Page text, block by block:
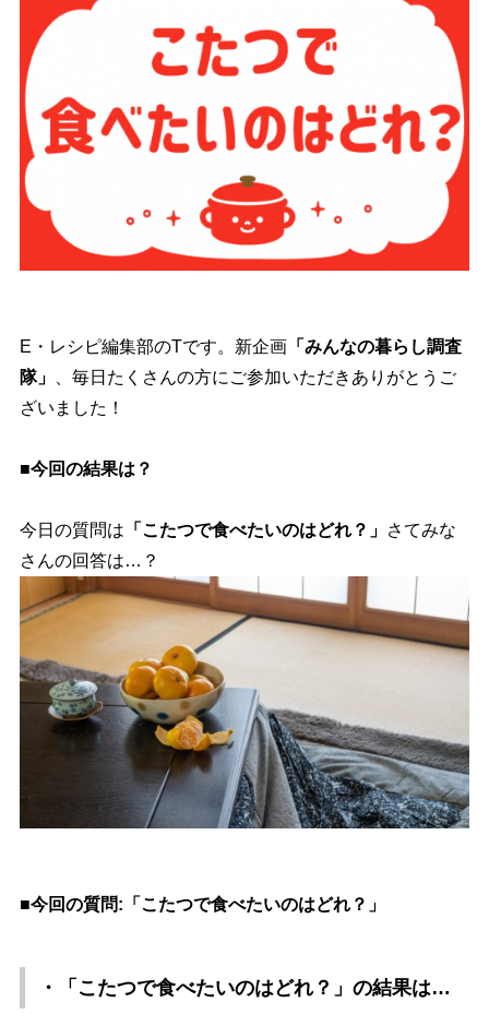
E・レシピ編集部のTです。新企画「みんなの暮らし調査
隊」
、毎日たくさんの方にご参加いただきありがとうご
ざいました！
■今回の結果は？
今日の質問は 「こたつで食べたいのはどれ？」 さてみな
さんの回答は…？
■今回の質問:「こたつで食べたいのはどれ？」
・「こたつで食べたいのはどれ？」 の結果は…